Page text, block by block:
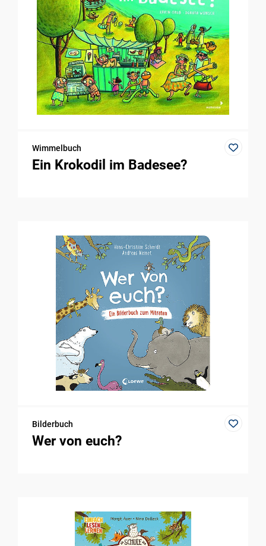
Wimmelbuch
Ein Krokodil im Badesee?
Bilderbuch
Wer von euch?